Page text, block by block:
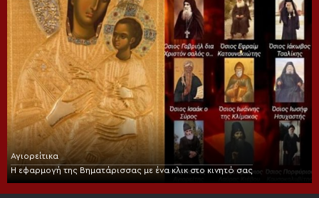
Αγιορείτικα
Η εφαρμογή της Βηματάρισσας με ένα κλικ στο κινητό σας